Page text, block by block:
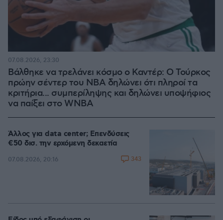
Βάλθηκε να τρελάνει κόσμο ο Καντέρ: Ο Τούρκος
πρώην σέντερ του NBA δηλώνει ότι πληροί τα
κριτήρια... συμπερίληψης και δηλώνει υποψήφιος
να παίξει στο WNBA
07.08.2026, 23:30
Άλλος για data center; Επενδύσεις
€50 δισ. την ερχόμενη δεκαετία
07.08.2026, 20:16 343